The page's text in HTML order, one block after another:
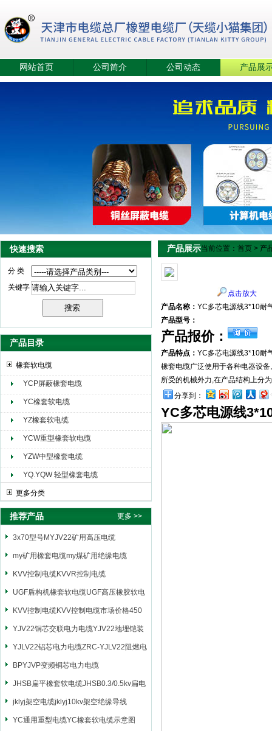
天津市电缆总厂橡塑电缆厂（天缆小猫集团）
网站首页 公司简介 公司动态 产品展
快速搜索
分 类
关键字
产品目录
橡套软电缆
YCP屏蔽橡套电缆
YC橡套软电缆
YZ橡套软电缆
YCW重型橡套软电缆
YZW中型橡套电缆
YQ.YQW 轻型橡套电缆
更多分类
推荐产品 更多 >>
3x70型号MYJV22矿用高压电缆
my矿用橡套电缆my煤矿用绝缘电缆
KVV控制电缆KVVR控制电缆
UGF盾构机橡套软电缆UGF高压橡胶软电
缆
KVV控制电缆KVV控制电缆市场价格450
YJV22铜芯交联电力电缆YJV22地埋铠装
电源电缆
YJLV22铝芯电力电缆ZRC-YJLV22阻燃电
力电缆
BPYJVP变频铜芯电力电缆
JHSB扁平橡套软电缆JHSB0.3/0.5kv扁电
缆
jklyj架空电缆jklyj10kv架空绝缘导线
YC通用重型电缆YC橡套软电缆示意图
产品展示当前位置： 首页 > 产
点击放大
产品名称： YC多芯电源线3*10耐
产品型号：
产品报价：
产品特点： YC多芯电源线3*10耐
橡套电缆广泛使用于各种电器设
所受的机械外力,在产品结构上分
分享到：
YC多芯电源线